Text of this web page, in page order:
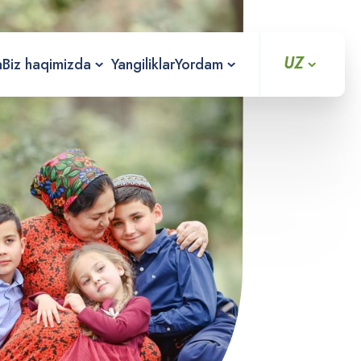
Biz haqimizda YangiliklarYordam UZ